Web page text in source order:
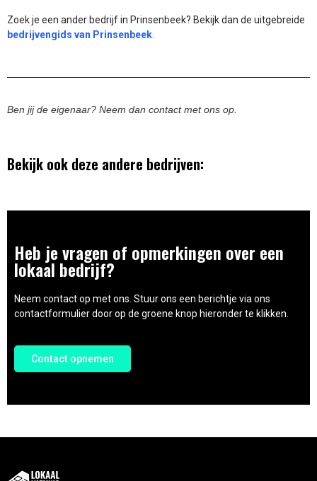
Zoek je een ander bedrijf in Prinsenbeek? Bekijk dan de uitgebreide
bedrijvengids van Prinsenbeek
Ben jij de eigenaar? Neem dan contact met ons op.
Bekijk ook deze andere bedrijven:
Heb je vragen of opmerkingen over een
lokaal bedrijf?
Neem contact op met ons. Stuur ons een berichtje via ons
contactformulier door op de groene knop hieronder te klikken.
Contact opnemen